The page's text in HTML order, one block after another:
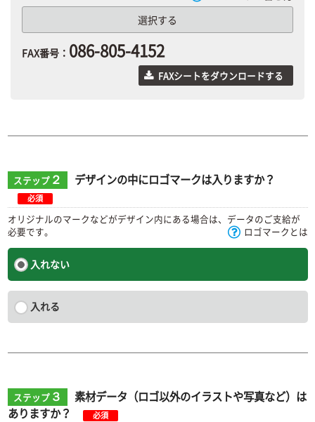
選択する
FAX番号： 086-805-4152
FAXシートをダウンロードする
ステップ２ デザインの中にロゴマークは入りますか？
必須
オリジナルのマークなどがデザイン内にある場合は、データのご支給が
必要です。
ロゴマークとは
入れない
入れる
ステップ３
素材データ（ロゴ以外のイラストや写真など）は
ありますか？
必須